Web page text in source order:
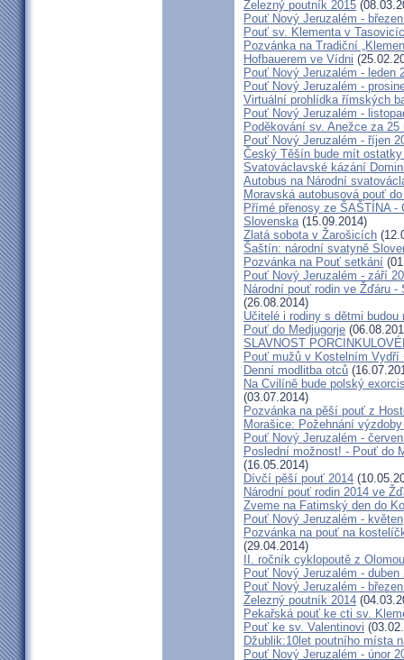
Železný poutník 2015
Pouť Nový Jeruzalém -
Pouť sv. Klementa v
Pozvánka na Tradiční
Hofbauerem ve Vídni
Pouť Nový Jeruzalém - leden
Pouť Nový Jeruzalém -
Virtuální prohlídka římských
Pouť Nový Jeruzalém -
Poděkování sv. Anežce za 25
Pouť Nový Jeruzalém - říjen
Český Těšín bude mít
Svatováclavské kázání
Autobus na Národní
Moravská autobusová pouť
Přímé přenosy ze ŠAŠTÍNA -
Slovenska(15.09.2014)
Zlatá sobota v Žarošicích
Šaštín: národní svatyně
Pozvánka na Pouť setkání
Pouť Nový Jeruzalém - září
Národní pouť rodin ve Žďáru
(26.08.2014)
Učitelé i rodiny s dětmi
Pouť do Medjugorje
SLAVNOST
Pouť mužů v Kostelním Vydří
Denní modlitba otců
Na Cvilíně bude polský
(03.07.2014)
Pozvánka na pěší pouť z
Morašice: Požehnání
Pouť Nový Jeruzalém -
Poslední možnost! - Pouť do
(16.05.2014)
Dívčí pěší pouť 2014
Národní pouť rodin 2014 ve
Zveme na Fatimský den do
Pouť Nový Jeruzalém - květen
Pozvánka na pouť na
(29.04.2014)
II. ročník cyklopoutě z
Pouť Nový Jeruzalém - duben
Pouť Nový Jeruzalém -
Železný poutník 2014
Pekařská pouť ke cti sv.
Pouť ke sv. Valentinovi
Džublik:10let poutního místa
Pouť Nový Jeruzalém - únor